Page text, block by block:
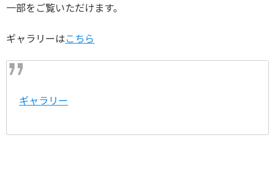
一部をご覧いただけます。
ギャラリーはこちら
ギャラリー